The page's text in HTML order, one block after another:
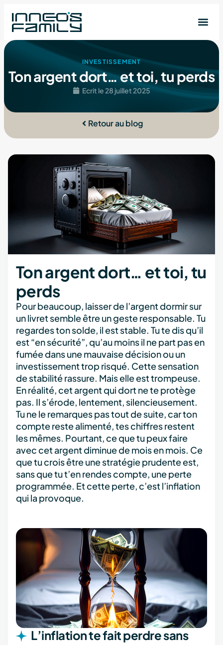
INVESTISSEMENT
Ton argent dort… et toi, tu perds
Ecrit le 28 juillet 2025
Retour au blog
Ton argent dort… et toi, tu
perds
Pour beaucoup, laisser de l’argent dormir sur
un livret semble être un geste responsable. Tu
regardes ton solde, il est stable. Tu te dis qu’il
est “en sécurité”, qu’au moins il ne part pas en
fumée dans une mauvaise décision ou un
investissement trop risqué. Cette sensation
de stabilité rassure. Mais elle est trompeuse.
En réalité, cet argent qui dort ne te protège
pas. Il s’érode, lentement, silencieusement.
Tu ne le remarques pas tout de suite, car ton
compte reste alimenté, tes chiffres restent
les mêmes. Pourtant, ce que tu peux faire
avec cet argent diminue de mois en mois. Ce
que tu crois être une stratégie prudente est,
sans que tu t’en rendes compte, une perte
programmée. Et cette perte, c’est l’inflation
qui la provoque.
L’inflation te fait perdre sans